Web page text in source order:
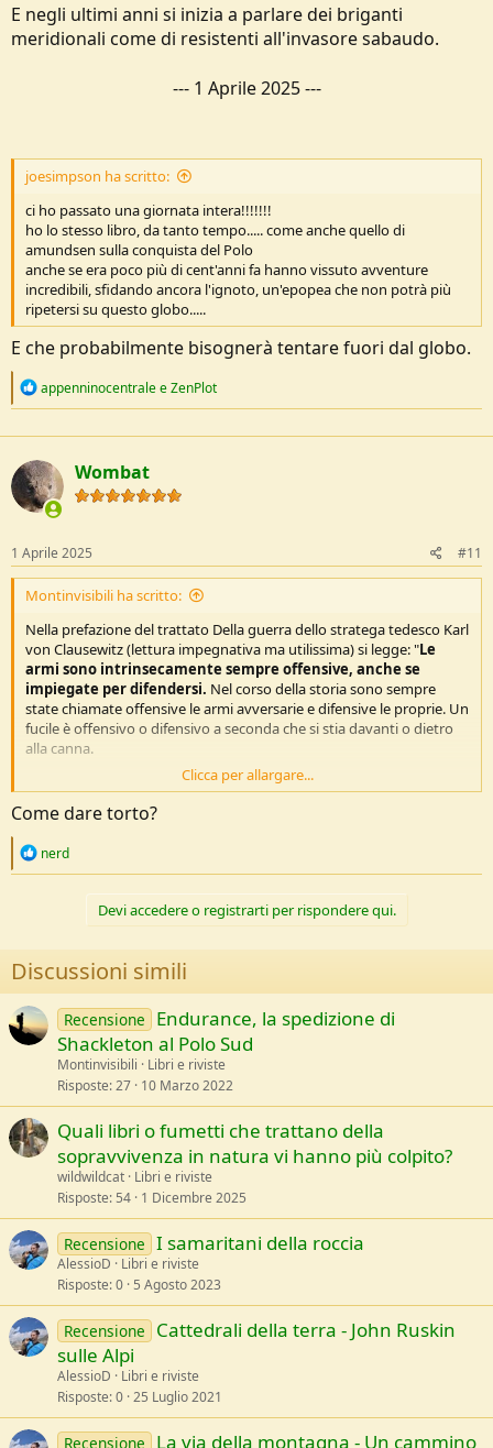
E negli ultimi anni si inizia a parlare dei briganti
meridionali come di resistenti all'invasore sabaudo.
--- 1 Aprile 2025---
joesimpson ha scritto:
ci ho passato una giornata intera!!!!!!!
ho lo stesso libro, da tanto tempo..... come anche quello di
amundsen sulla conquista del Polo
anche se era poco più di cent'anni fa hanno vissuto avventure
incredibili, sfidando ancora l'ignoto, un'epopea che non potrà più
ripetersi su questo globo.....
E che probabilmente bisognerà tentare fuori dal globo.
R
c
t
i
o
n
appenninocentraleeZenPlot
Wombat
1 Aprile 2025 #11
Montinvisibili ha scritto:
Nella prefazione del trattato Della guerra dello stratega tedesco Karl
von Clausewitz (lettura impegnativa ma utilissima) si legge: "Le
armi sono intrinsecamente sempre offensive, anche se
impiegate per difendersi. Nel corso della storia sono sempre
state chiamate offensive le armi avversarie e difensive le proprie. Un
fucile è offensivo o difensivo a seconda che si stia davanti o dietro
alla canna.
Il dannato Charles Bukowski scriveva in Panino al prosciutto: "Non
esistono guerre giuste e guerre sbagliate.
combattute in nome di una giusta Causa da entrambe le parti. Ma
solo la Causa dei vincitori diventa Nobile, per la storia. Non si tratta
generali e il miglior esercito!"
Clicca per allargare...
Come dare torto?
R
n
s
:
nerd
Devi accedere o registrarti per rispondere qui.
Discussioni simili
Recensione
Endurance, la spedizione di
Shackleton al Polo Sud
Montinvisibili
Libri e riviste
Risposte 27 10 Marzo 2022
Quali libri o fumetti che trattano della
sopravvivenza in natura vi hanno più colpito?
wildwildcat Libri e riviste
Risposte 54 1 Dicembre 2025
Recensione I samaritani della roccia
AlessioD
Libri e riviste
Risposte 0 5 Agosto 2023
Recensione
Cattedrali della terra - John Ruskin
sulle Alpi
AlessioD
Libri e riviste
Risposte 0 25 Luglio 2021
Recensione La via della montagna - Un cammino